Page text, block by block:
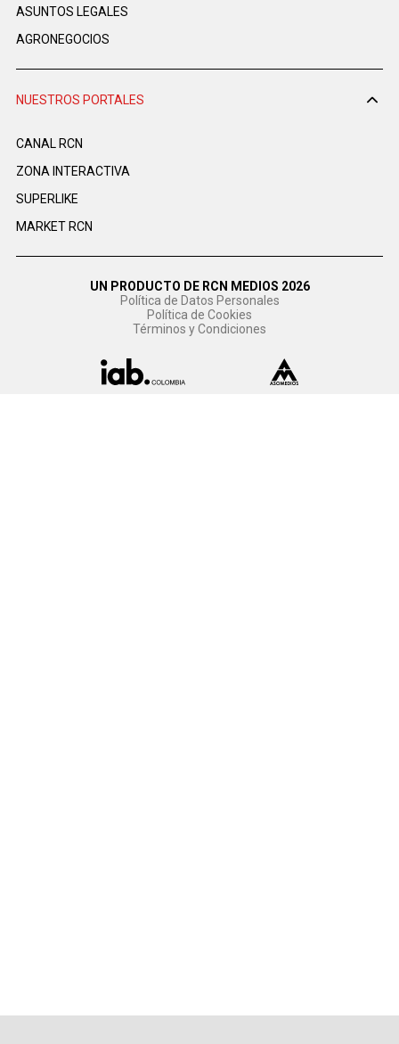
ASUNTOS LEGALES
AGRONEGOCIOS
NUESTROS PORTALES
CANAL RCN
ZONA INTERACTIVA
SUPERLIKE
MARKET RCN
UN PRODUCTO DE RCN MEDIOS 2026
Política de Datos Personales
Política de Cookies
Términos y Condiciones